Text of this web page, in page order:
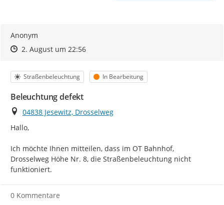
Anonym
Zeitpunkt des Erstellens
Zeitpunkt des Erstellens
2. August um 22:56Zur Äußerung
Kategorie
Straßenbeleuchtung Status
In Bearbeitung
Beleuchtung defekt
Ort
04838 Jesewitz, Drosselweg
Hallo,
Ich möchte Ihnen mitteilen, dass im OT Bahnhof,
Drosselweg Höhe Nr. 8, die Straßenbeleuchtung nicht
funktioniert.
0 Kommentare